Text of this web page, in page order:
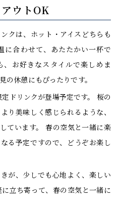
ウトOK
クは、ホット・アイスどちらも
に合わせて、あたたかい一杯で
、お好きなスタイルで楽しめま
の休憩にもぴったりです。
ドリンクが登場予定です。 桜の
り美味しく感じられるような、
ています。 春の空気と一緒に楽
る予定ですので、どうぞお楽し
が、少しでも心地よく、楽しい
立ち寄って、春の空気と一緒に